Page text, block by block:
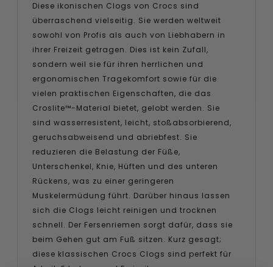
Diese ikonischen Clogs von Crocs sind
überraschend vielseitig. Sie werden weltweit
sowohl von Profis als auch von Liebhabern in
ihrer Freizeit getragen. Dies ist kein Zufall,
sondern weil sie für ihren herrlichen und
ergonomischen Tragekomfort sowie für die
vielen praktischen Eigenschaften, die das
Croslite™-Material bietet, gelobt werden. Sie
sind wasserresistent, leicht, stoßabsorbierend,
geruchsabweisend und abriebfest. Sie
reduzieren die Belastung der Füße,
Unterschenkel, Knie, Hüften und des unteren
Rückens, was zu einer geringeren
Muskelermüdung führt. Darüber hinaus lassen
sich die Clogs leicht reinigen und trocknen
schnell. Der Fersenriemen sorgt dafür, dass sie
beim Gehen gut am Fuß sitzen. Kurz gesagt;
diese klassischen Crocs Clogs sind perfekt für